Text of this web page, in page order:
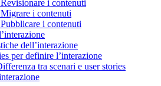
i contenuti
i contenuti
i contenuti
dell’interazione
per definire l’interazione
tra scenari e user stories